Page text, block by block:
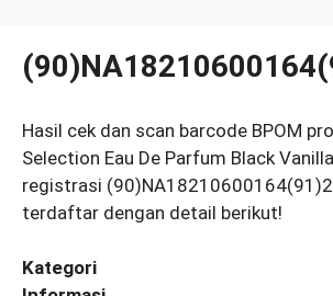
Hasil cek dan scan barcode BPOM
Selection Eau De Parfum Black
registrasi
terdaftar dengan detail berikut!
Kategori